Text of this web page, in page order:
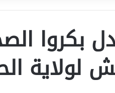
بكروا
لولاية